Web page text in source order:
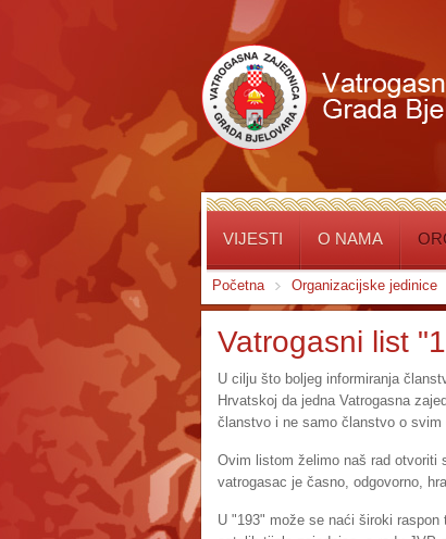
VIJESTI O NAMA
Početna Organizacijske jedinice
Vatrogasni list
U cilju što boljeg informiranja
Hrvatskoj da jedna Vatrogasna
članstvo i ne samo članstvo o svim
Ovim listom želimo naš rad otvoriti
vatrogasac je časno, odgovorno,
U "193" može se naći široki